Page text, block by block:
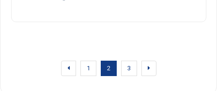
1 2 3